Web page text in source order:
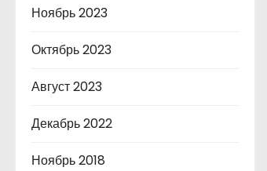
Ноябрь 2023
Октябрь 2023
Август 2023
Декабрь 2022
Ноябрь 2018